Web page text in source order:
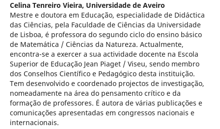
Celina Tenreiro Vieira, Universidade de Aveiro
Mestre e doutora em Educação, especialidade de Didáctica
das Ciências, pela Faculdade de Ciências da Universidade
de Lisboa, é professora do segundo ciclo do ensino básico
de Matemática / Ciências da Natureza. Actualmente,
encontra-se a exercer a sua actividade docente na Escola
Superior de Educação Jean Piaget / Viseu, sendo membro
dos Conselhos Científico e Pedagógico desta instituição.
Tem desenvolvido e coordenado projectos de investigação,
nomeadamente na área do pensamento crítico e da
formação de professores. É autora de várias publicações e
comunicações apresentadas em congressos nacionais e
internacionais.